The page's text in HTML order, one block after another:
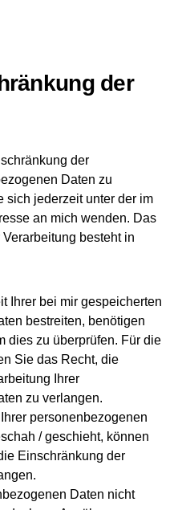
der
der
Daten zu
sich jederzeit unter der im
an mich wenden. Das
besteht in
Ihrer bei mir gespeicherten
bestreiten, benötigen
dies zu überprüfen. Für die
Sie das Recht, die
Ihrer
zu verlangen.
personenbezogenen
/ geschieht, können
Einschränkung der
Daten nicht